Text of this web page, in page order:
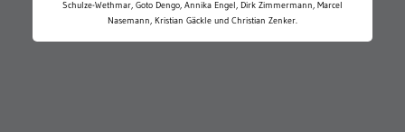
Schulze-Wethmar, Goto Dengo, Annika Engel, Dirk Zimmermann, Marcel
Nasemann, Kristian Gäckle und Christian Zenker.